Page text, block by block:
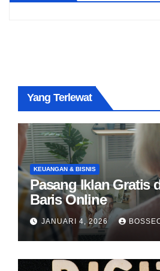
Yang Terlewat
KEUANGAN & BISNIS
Pasang Iklan Gratis
Baris Online
JANUARI 4, 2026